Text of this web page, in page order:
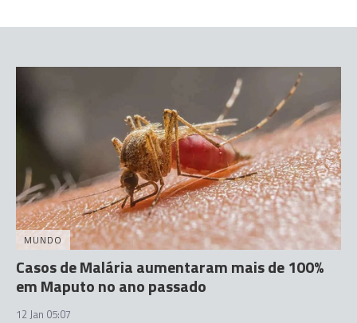
MUNDO
Casos de Malária aumentaram mais de 100%
em Maputo no ano passado
12 Jan 05:07